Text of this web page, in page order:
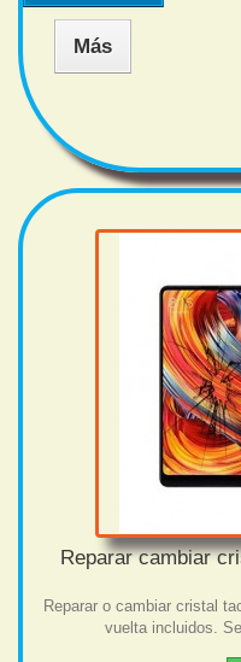
Más
Reparar cambiar
Reparar o cambiar cristal
vuelta incluidos.